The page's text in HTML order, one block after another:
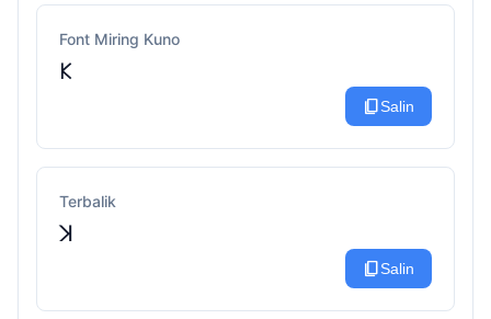
Font Miring Kuno
𐌊
content_copySalin
Terbalik
ꓘ
content_copySalin